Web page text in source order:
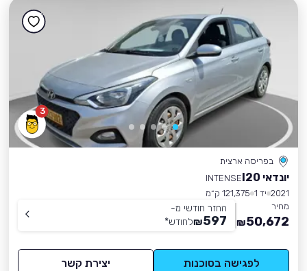
3
בפריסה ארצית
יונדאי I20
INTENSE
2021 יד 1
121,375 ק״מ
מחיר
50,672
₪
החזר חודשי מ-
597
₪לחודש*
לפגישה בסוכנות יצירת קשר